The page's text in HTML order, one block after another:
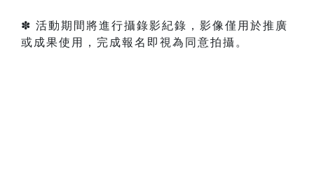
✽ 活動期間將進行攝錄影紀錄，影像僅用於推廣
或成果使用，完成報名即視為同意拍攝。